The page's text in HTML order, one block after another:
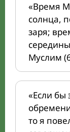
«Время
солнца,
заря;
Муслим
«Если бы
то я